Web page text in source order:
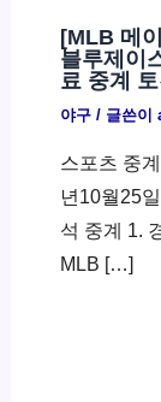
[MLB 메
블루제이
료 중계
야구/ 글쓴이
스포츠 중
년10월25
석 중계 1.
MLB […]